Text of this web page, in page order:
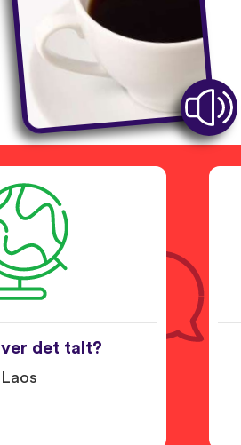
det talt?
Laos